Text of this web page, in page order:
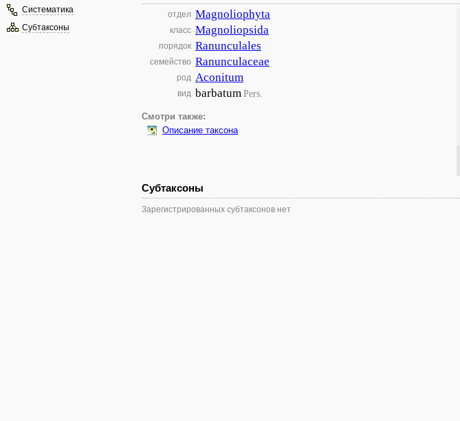
Систематика
Субтаксоны
отдел Magnoliophyta
класс Magnoliopsida
порядок Ranunculales
семейство Ranunculaceae
род Aconitum
вид barbatumPers.
Смотри также:
Описание таксона
Субтаксоны
Зарегистрированных субтаксонов нет